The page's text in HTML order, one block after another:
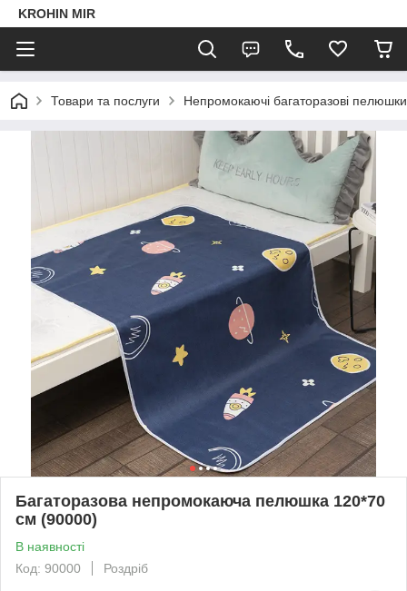
KROHIN MIR
Товари та послуги Непромокаючі багаторазові пелюшки
Багаторазова непромокаюча пелюшка 120*70
см (90000)
В наявності
Код: 90000
Роздріб